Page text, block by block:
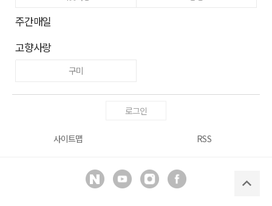
주간매일
고향사랑
구미
로그인
사이트맵 RSS